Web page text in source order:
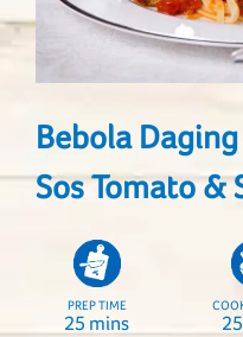
Bebola
Sos Tomato &
PREP TIME
25 mins